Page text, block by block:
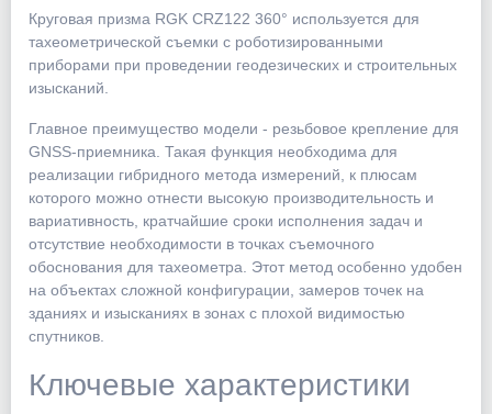
Круговая призма RGK CRZ122 360° используется для
тахеометрической съемки с роботизированными
приборами при проведении геодезических и строительных
изысканий.
Главное преимущество модели - резьбовое крепление для
GNSS-приемника. Такая функция необходима для
реализации гибридного метода измерений, к плюсам
которого можно отнести высокую производительность и
вариативность, кратчайшие сроки исполнения задач и
отсутствие необходимости в точках съемочного
обоснования для тахеометра. Этот метод особенно удобен
на объектах сложной конфигурации, замеров точек на
зданиях и изысканиях в зонах с плохой видимостью
спутников.
Ключевые характеристики